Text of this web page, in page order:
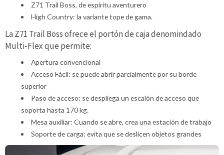
Z71 Trail Boss, de espíritu aventurero
High Country: la variante tope de gama.
La Z71 Trail Boss ofrece el portón de caja denomindado
Multi-Flex que permite:
Apertura convencional
Acceso Fácil: se puede abrir parcialmente por su borde
superior
Paso de acceso: se despliega un escalón de acceso que
soporta hasta 170 kg.
Mesa auxiliar: Cuando se abre, crea una estación de trabajo
Soporte de carga: evita que se deslicen objetos grandes